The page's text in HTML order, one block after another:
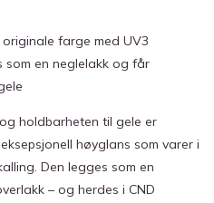
farge med UV3
som en neglelakk og får
holdbarheten til gele er
høyglans som varer i
Den legges som en
– og herdes i CND